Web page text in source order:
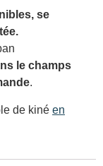
se
le champs
.
de kiné en